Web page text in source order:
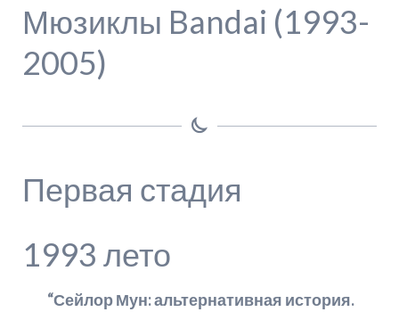
Мюзиклы Bandai (1993-
2005)
Первая стадия
1993 лето
“Сейлор Мун: альтернативная история.